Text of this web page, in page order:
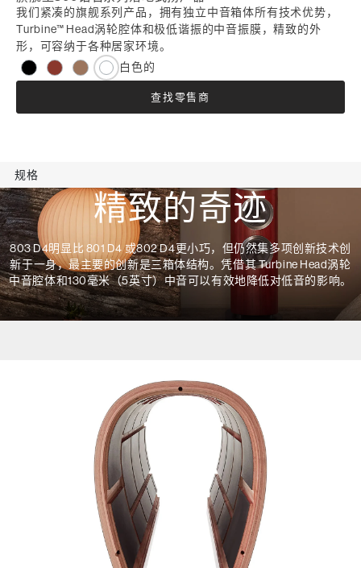
我们紧凑的旗舰系列产品，拥有独立中音箱体所有技术优势，
Turbine™ Head涡轮腔体和极低谐振的中音振膜，精致的外
形，可容纳于各种居家环境。
白色的
查找零售商
规格
精致的奇迹
803 D4明显比 801 D4 或802 D4更小巧，但仍然集多项创新技术创
新于一身，最主要的创新是三箱体结构。凭借其 Turbine Head涡轮
中音腔体和130毫米（5英寸）中音可以有效地降低对低音的影响。